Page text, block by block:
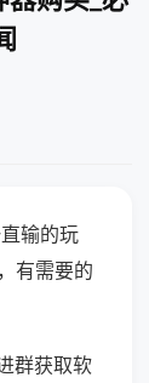
输的玩
有需要的
群获取软